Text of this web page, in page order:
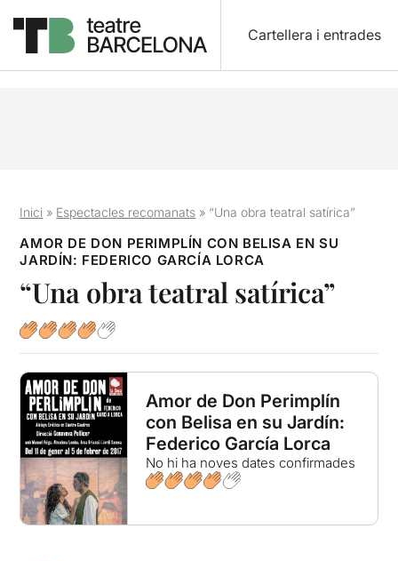
Cartellera i entrades
Inici » Espectacles recomanats » “Una obra teatral satírica”
AMOR DE DON PERIMPLÍN CON BELISA EN SU
JARDÍN: FEDERICO GARCÍA LORCA
“Una obra teatral satírica”
Amor de Don Perimplín
con Belisa en su Jardín:
Federico García Lorca
No hi ha noves dates confirmades